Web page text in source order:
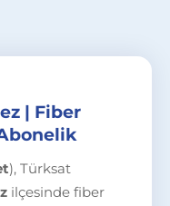
| Fiber
), Türksat
ilçesinde fiber